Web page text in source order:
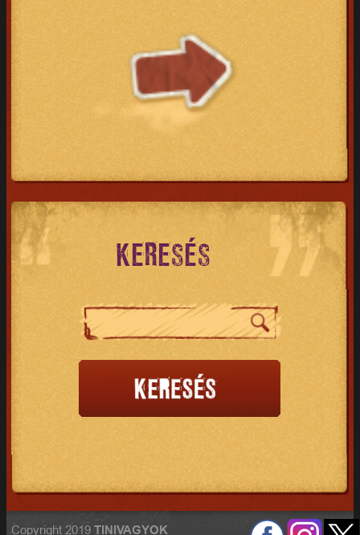
KERESÉS
Copyright 2019 TINIVAGYOK